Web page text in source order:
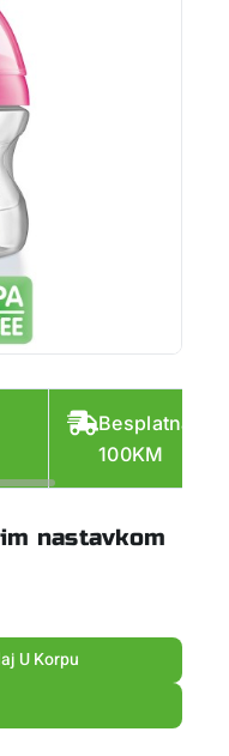
Besplatna
100KM
nastavkom
U Korpu